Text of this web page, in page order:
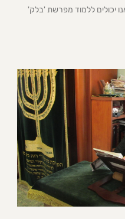
יכולים ללמוד מפרשת 'בלק'